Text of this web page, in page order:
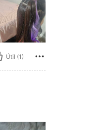
Útil (1)